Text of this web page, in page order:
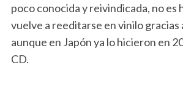
poco conocida y reivindicada, no es
vuelve a reeditarse en vinilo gracias
aunque en Japón ya lo hicieron en
CD.